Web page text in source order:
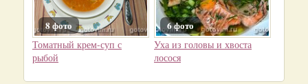
8 фото
Томатный крем-суп с
рыбой
6 фото
Уха из головы и хвоста
лосося